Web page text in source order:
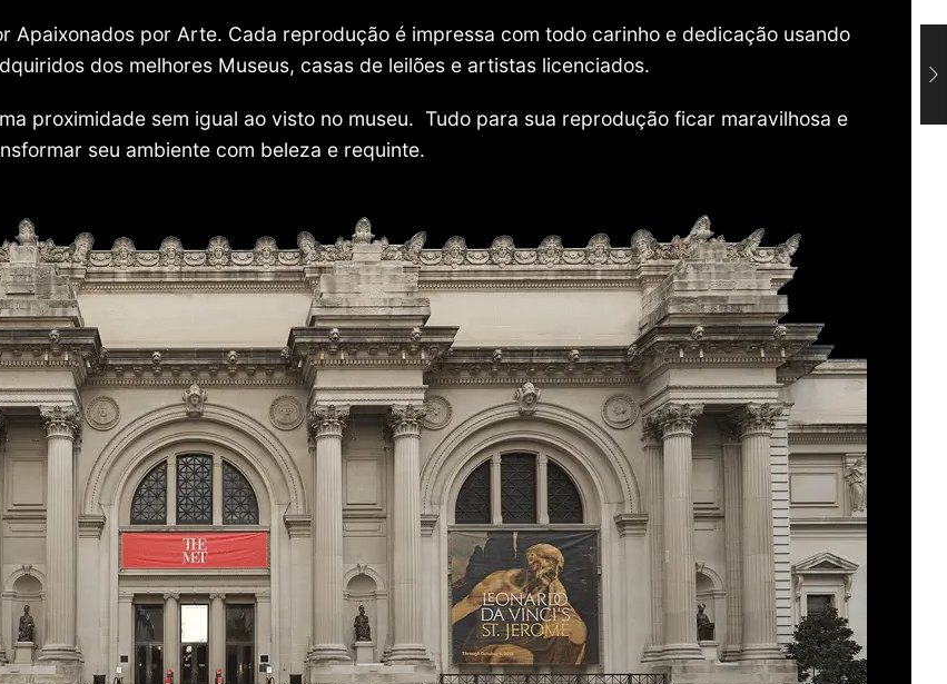
Apaixonados por Arte. Cada reprodução é impressa com todo carinho e dedicação usando
dos melhores Museus, casas de leilões e artistas licenciados.
proximidade sem igual ao visto no museu. Tudo para sua reprodução ficar maravilhosa e
seu ambiente com beleza e requinte.